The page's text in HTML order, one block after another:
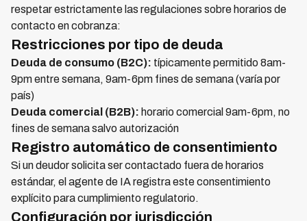
respetar estrictamente las regulaciones sobre horarios de
contacto en cobranza:
Restricciones por tipo de deuda
Deuda de consumo (B2C): típicamente permitido 8am-
9pm entre semana, 9am-6pm fines de semana (varía por
país)
Deuda comercial (B2B): horario comercial 9am-6pm, no
fines de semana salvo autorización
Registro automático de consentimiento
Si un deudor solicita ser contactado fuera de horarios
estándar, el agente de IA registra este consentimiento
explícito para cumplimiento regulatorio.
Configuración por jurisdicción